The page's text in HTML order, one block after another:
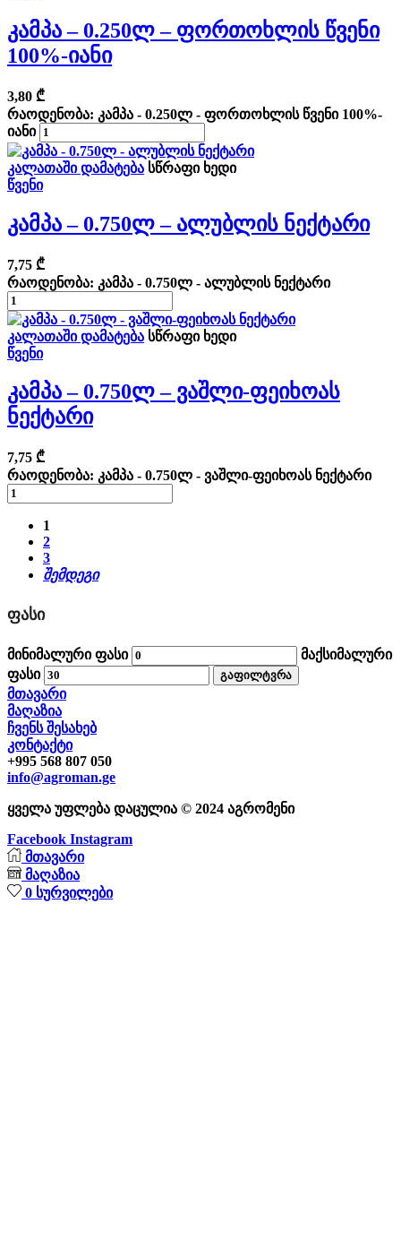
Კამპა – 0.250ლ – Ფორთოხლის Წვენი
100%-Იანი
3,80 ₾
რაოდენობა: კამპა - 0.250ლ - ფორთოხლის წვენი 100%-
იანი
კალათაში დამატება სწრაფი ხედი
წვენი
Კამპა – 0.750ლ – Ალუბლის Ნექტარი
7,75 ₾
რაოდენობა: კამპა - 0.750ლ - ალუბლის ნექტარი
კალათაში დამატება სწრაფი ხედი
წვენი
Კამპა – 0.750ლ – Ვაშლი-Ფეიხოას
Ნექტარი
7,75 ₾
რაოდენობა: კამპა - 0.750ლ - ვაშლი-ფეიხოას ნექტარი
1
2
3
შემდეგი
ᲤᲐᲡᲘ
მინიმალური ფასი
მაქსიმალური
ფასი
გაფილტვრა
მთავარი
მაღაზია
ჩვენს შესახებ
კონტაქტი
+995 568 807 050
info@agroman.ge
ყველა უფლება დაცულია © 2024 აგრომენი
Facebook Instagram
მთავარი
მაღაზია
0 სურვილები